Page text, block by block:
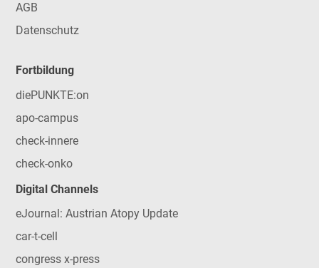
AGB
Datenschutz
Fortbildung
diePUNKTE:on
apo-campus
check-innere
check-onko
Digital Channels
eJournal: Austrian Atopy Update
car-t-cell
congress x-press